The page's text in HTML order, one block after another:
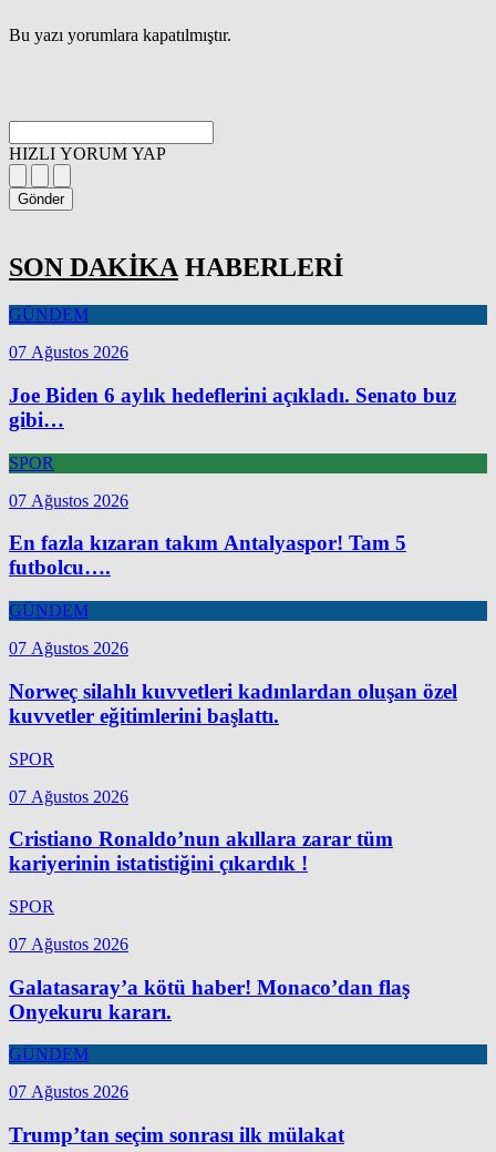
Bu yazı yorumlara kapatılmıştır.
HIZLI YORUM YAP
Gönder
SON DAKİKAHABERLERİ
GÜNDEM
07 Ağustos 2026
Joe Biden 6 aylık hedeflerini açıkladı. Senato buz
gibi…
SPOR
07 Ağustos 2026
En fazla kızaran takım Antalyaspor! Tam 5
futbolcu….
GÜNDEM
07 Ağustos 2026
Norweç silahlı kuvvetleri kadınlardan oluşan özel
kuvvetler eğitimlerini başlattı.
SPOR
07 Ağustos 2026
Cristiano Ronaldo’nun akıllara zarar tüm
kariyerinin istatistiğini çıkardık !
SPOR
07 Ağustos 2026
Galatasaray’a kötü haber! Monaco’dan flaş
Onyekuru kararı.
GÜNDEM
07 Ağustos 2026
Trump’tan seçim sonrası ilk mülakat